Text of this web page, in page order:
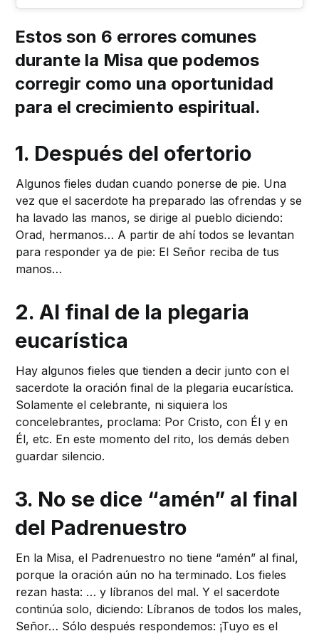
Estos son 6 errores comunes
durante la Misa que podemos
corregir como una oportunidad
para el crecimiento espiritual.
1. Después del ofertorio
Algunos fieles dudan cuando ponerse de pie. Una
vez que el sacerdote ha preparado las ofrendas y se
ha lavado las manos, se dirige al pueblo diciendo:
Orad, hermanos… A partir de ahí todos se levantan
para responder ya de pie: El Señor reciba de tus
manos…
2. Al final de la plegaria
eucarística
Hay algunos fieles que tienden a decir junto con el
sacerdote la oración final de la plegaria eucarística.
Solamente el celebrante, ni siquiera los
concelebrantes, proclama: Por Cristo, con Él y en
Él, etc. En este momento del rito, los demás deben
guardar silencio.
3. No se dice “amén” al final
del Padrenuestro
En la Misa, el Padrenuestro no tiene “amén” al final,
porque la oración aún no ha terminado. Los fieles
rezan hasta: … y líbranos del mal. Y el sacerdote
continúa solo, diciendo: Líbranos de todos los males,
Señor… Sólo después respondemos: ¡Tuyo es el